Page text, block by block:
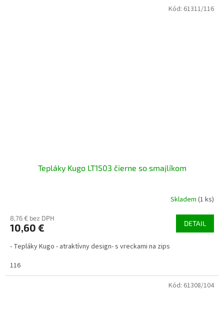
Tepláky Kugo LT1503 čierne so smajlíkom
Skladem (1 ks)
8,76 € bez DPH
10,60 € DETAIL
- Tepláky Kugo - atraktívny design- s vreckami na zips
116
Kód: 61311/116
Kód: 61308/104